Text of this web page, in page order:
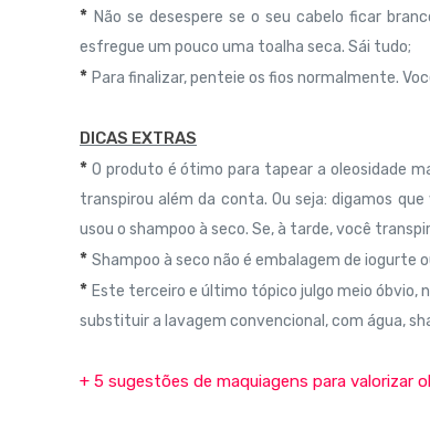
*Não se desespere se o seu cabelo ficar
esfregue um pouco uma toalha seca. Sái tudo;
* Para finalizar, penteie os fios normalmente.
DICAS EXTRAS
* O produto é ótimo para tapear a oleosidade
transpirou além da conta. Ou seja: digamos
usou o shampoo à seco. Se, à tarde, você
* Shampoo à seco não é embalagem de iogurte
*Este terceiro e último tópico julgo meio óbvio,
substituir a lavagem convencional, com água,
+ 5 sugestões de maquiagens para valorizar